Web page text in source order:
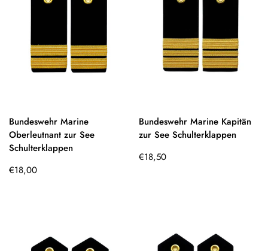
Bundeswehr Marine
Oberleutnant zur See
Schulterklappen
Regulärer
€18,00
Bundeswehr Marine Kapitän
zur See Schulterklappen
Regulärer
€18,50